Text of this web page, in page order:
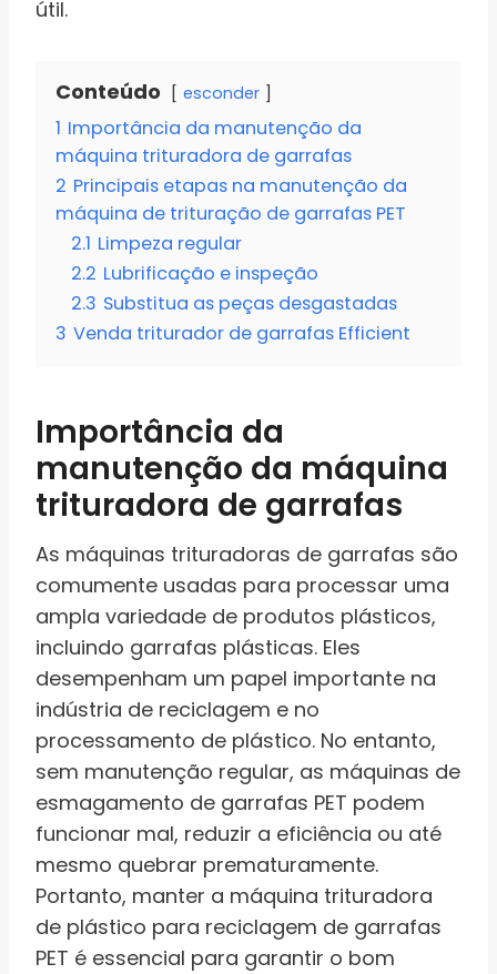
útil.
Conteúdo esconder
1 Importância da manutenção da
máquina trituradora de garrafas
2 Principais etapas na manutenção da
máquina de trituração de garrafas PET
2.1 Limpeza regular
2.2 Lubrificação e inspeção
2.3 Substitua as peças desgastadas
3 Venda triturador de garrafas Efficient
Importância da
manutenção da máquina
trituradora de garrafas
As máquinas trituradoras de garrafas são
comumente usadas para processar uma
ampla variedade de produtos plásticos,
incluindo garrafas plásticas. Eles
desempenham um papel importante na
indústria de reciclagem e no
processamento de plástico. No entanto,
sem manutenção regular, as máquinas de
esmagamento de garrafas PET podem
funcionar mal, reduzir a eficiência ou até
mesmo quebrar prematuramente.
Portanto, manter a máquina trituradora
de plástico para reciclagem de garrafas
PET é essencial para garantir o bom